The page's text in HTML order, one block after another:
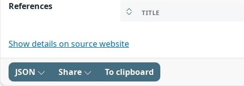
References
TITLE
Show details on source website
JSON Share To clipboard